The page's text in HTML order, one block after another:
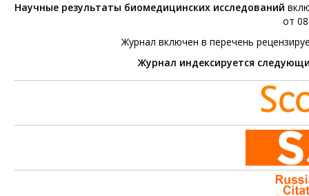
Научные результаты биомедицинских исследований
от
Журнал включен в перечень
Журнал индексируется